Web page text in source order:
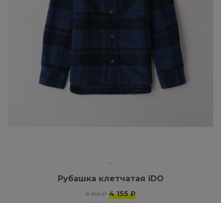
Рубашка клетчатая iDO
8 310 ₽ 4 155 ₽